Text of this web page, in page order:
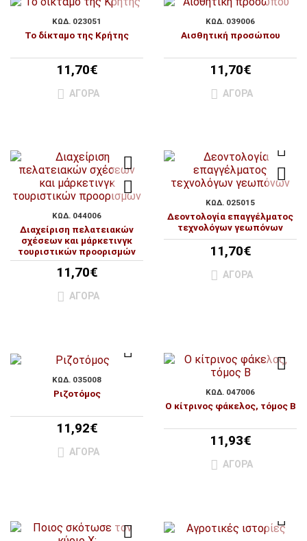
ΚΩΔ. 023051
Το δίκταμο της Κρήτης
11,70€
ΑΓΟΡΆ
ΚΩΔ. 039006
Αισθητική προσώπου
11,70€
ΑΓΟΡΆ
ΚΩΔ. 044006
Διαχείριση πελατειακών
σχέσεων και μάρκετινγκ
τουριστικών προορισμών
11,70€
ΑΓΟΡΆ
ΚΩΔ. 025015
Δεοντολογία επαγγέλματος
τεχνολόγων γεωπόνων
11,70€
ΑΓΟΡΆ
ΚΩΔ. 035008
Ριζοτόμος
11,92€
ΑΓΟΡΆ
ΚΩΔ. 047006
Ο κίτρινος φάκελος, τόμος Β
11,93€
ΑΓΟΡΆ